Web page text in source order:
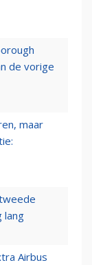
de vorige
maar
lang
Airbus